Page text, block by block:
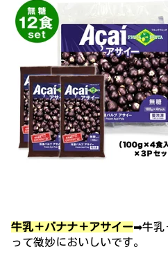
牛乳＋バナナ＋アサイー➡牛乳
って微妙においしいです。